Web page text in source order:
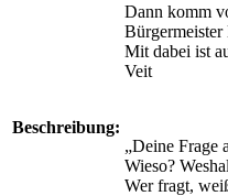
Beschreibung:
Dann komm
Mit dabei ist
Veit
„Deine Frage
Wieso?
Wer fragt,